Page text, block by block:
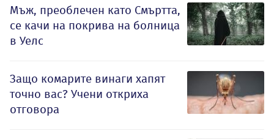
Мъж, преоблечен като Смъртта,
се качи на покрива на болница
в Уелс
Защо комарите винаги хапят
точно вас? Учени откриха
отговора